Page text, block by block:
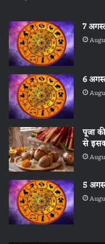
7
6
पूजा
से
5